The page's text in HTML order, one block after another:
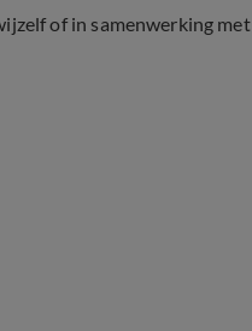
of in samenwerking